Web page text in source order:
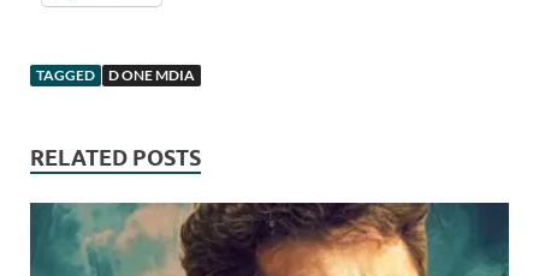
TAGGED D ONE MDIA
RELATED POSTS